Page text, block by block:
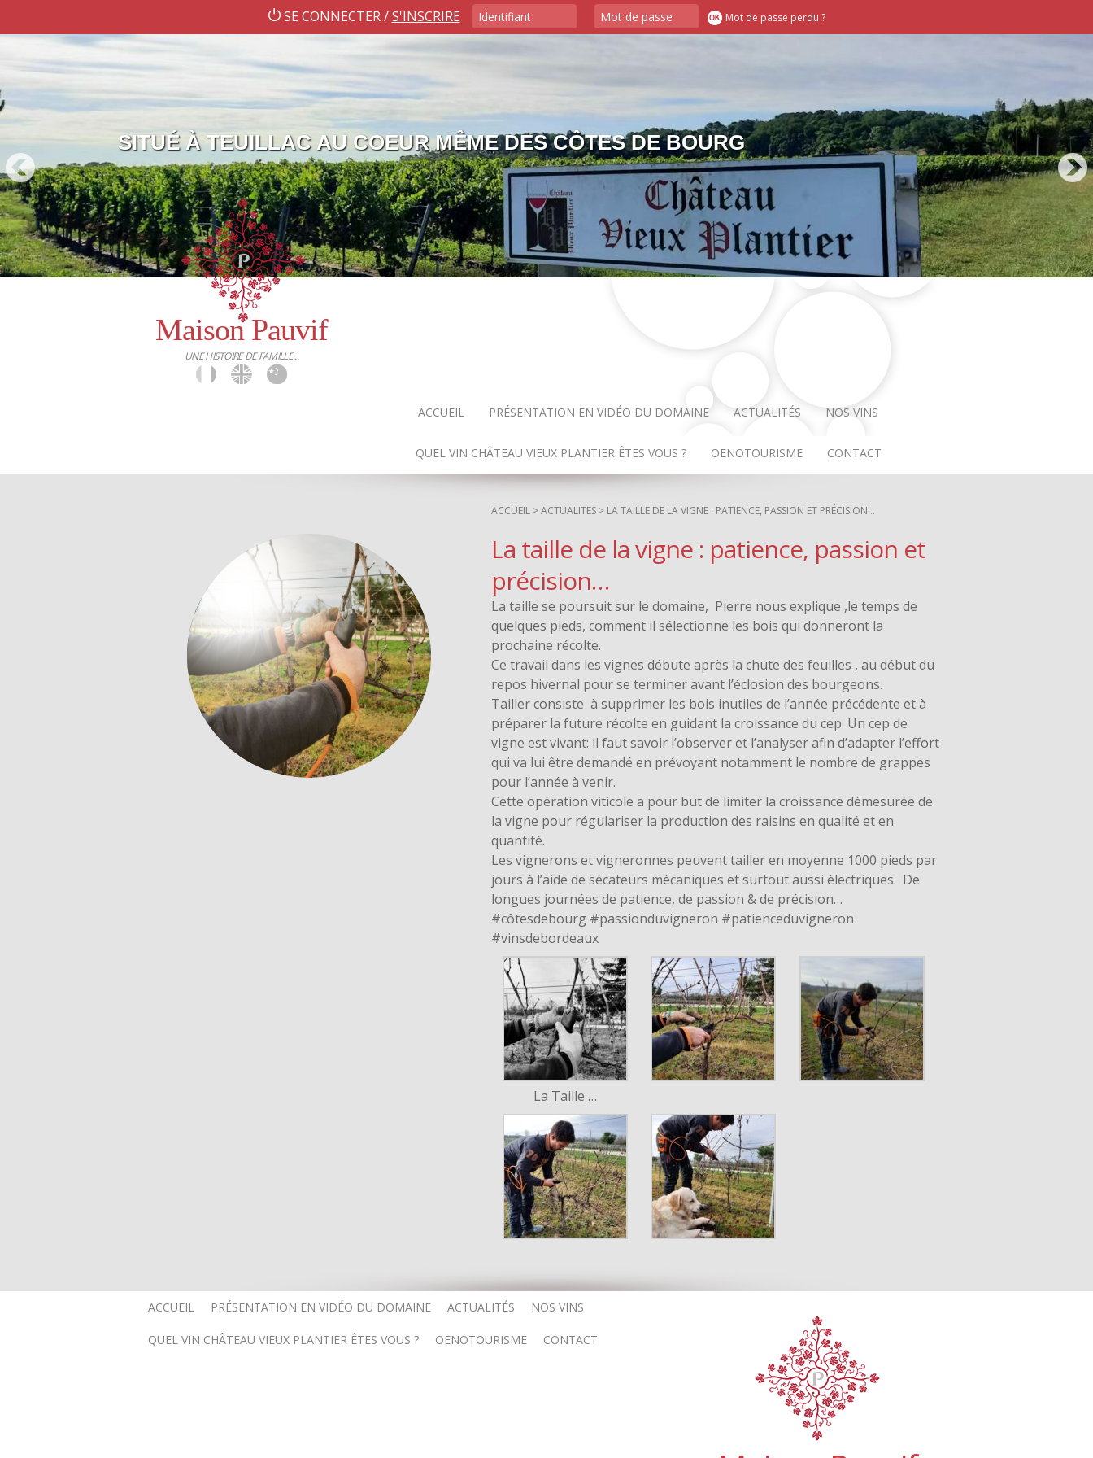
SE CONNECTER /S'INSCRIRE Mot de passe perdu ?
SITUÉ À TEUILLAC AU COEUR MÊME DES CÔTES DE BOURG
Maison Pauvif
UNE HISTOIRE DE FAMILLE...
ACCUEIL PRÉSENTATION EN VIDÉO DU DOMAINE ACTUALITÉS NOS VINS
QUEL VIN CHÂTEAU VIEUX PLANTIER ÊTES VOUS ? OENOTOURISME CONTACT
ACCUEIL>ACTUALITES> LA TAILLE DE LA VIGNE : PATIENCE, PASSION ET PRÉCISION…
La taille de la vigne : patience, passion et
précision…
La taille se poursuit sur le domaine, Pierre nous explique ,le temps de
quelques pieds, comment il sélectionne les bois qui donneront la
prochaine récolte.
Ce travail dans les vignes débute après la chute des feuilles , au début du
repos hivernal pour se terminer avant l’éclosion des bourgeons.
Taillerconsiste à supprimer les bois inutiles de l’année précédente et à
préparer la future récolte en guidant la croissance du cep. Un cep de
vigne est vivant: il faut savoir l’observer et l’analyser afin d’adapter l’effort
qui va lui être demandé en prévoyant notamment le nombre de grappes
pour l’année à venir.
Cette opération viticole a pour but de limiter la croissance démesurée de
la vigne pour régulariser la production des raisins en qualité et en
quantité.
Les vignerons et vigneronnes peuvent tailler en moyenne 1000 pieds par
jours à l’aide de sécateurs mécaniques et surtout aussi électriques. De
longues journées de patience, de passion & de précision…
#côtesdebourg #passionduvigneron #patienceduvigneron
#vinsdebordeaux
La Taille …
ACCUEIL PRÉSENTATION EN VIDÉO DU DOMAINE ACTUALITÉS NOS VINS
QUEL VIN CHÂTEAU VIEUX PLANTIER ÊTES VOUS ? OENOTOURISME CONTACT